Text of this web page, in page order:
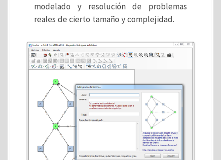
modelado y resolución de problemas
reales de cierto tamaño y complejidad.